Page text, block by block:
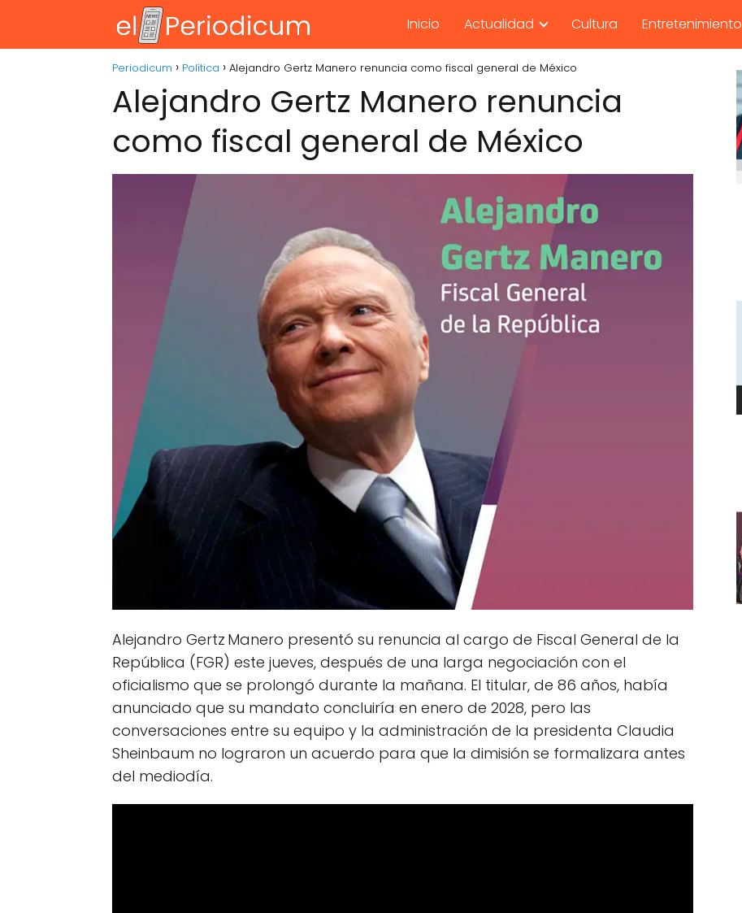
Inicio Actualidad Cultura Entretenimiento
Periodicum Política Alejandro Gertz Manero renuncia como fiscal general de México
Alejandro Gertz Manero renuncia
como fiscal general de México
Alejandro Gertz Manero presentó su renuncia al cargo de Fiscal General de la
República (FGR) este jueves, después de una larga negociación con el
oficialismo que se prolongó durante la mañana. El titular, de 86 años, había
anunciado que su mandato concluiría en enero de 2028, pero las
conversaciones entre su equipo y la administración de la presidenta Claudia
Sheinbaum no lograron un acuerdo para que la dimisión se formalizara antes
del mediodía.